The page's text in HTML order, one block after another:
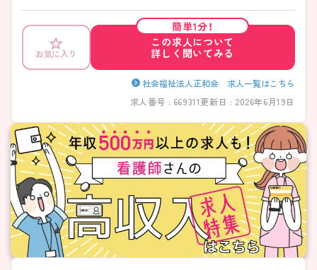
る方はお気軽に担当アドバイザーまでご連絡ください。
お気に入り
簡単1分！
この求人について
詳しく聞いてみる
社会福祉法人正和会 求人一覧はこちら
求人番号 : 669311更新日 : 2026年6月19日